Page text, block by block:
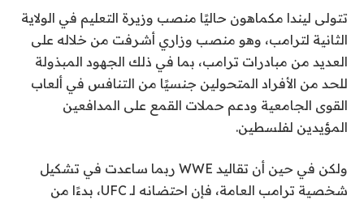
تتولى ليندا مكماهون حاليًا منصب وزيرة التعليم في الولاية
الثانية لترامب، وهو منصب وزاري أشرفت من خلاله على
العديد من مبادرات ترامب، بما في ذلك الجهود المبذولة
للحد من الأفراد المتحولين جنسيًا من التنافس في ألعاب
القوى الجامعية ودعم حملات القمع على المدافعين
المؤيدين لفلسطين.
ولكن في حين أن تقاليد WWE ربما ساعدت في تشكيل
شخصية ترامب العامة، فإن احتضانه لـ UFC، بدءًا من